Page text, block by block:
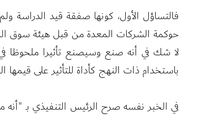
فالتساؤل الأول، كونها صفقة قيد الدراسة
حوكمة الشركات المعدة من قبل هيئة سوق
لا شك في أنه صنع وسيصنع تأثيرا ملحوظا
باستخدام ذات النهج كأداة للتأثير على قيمها